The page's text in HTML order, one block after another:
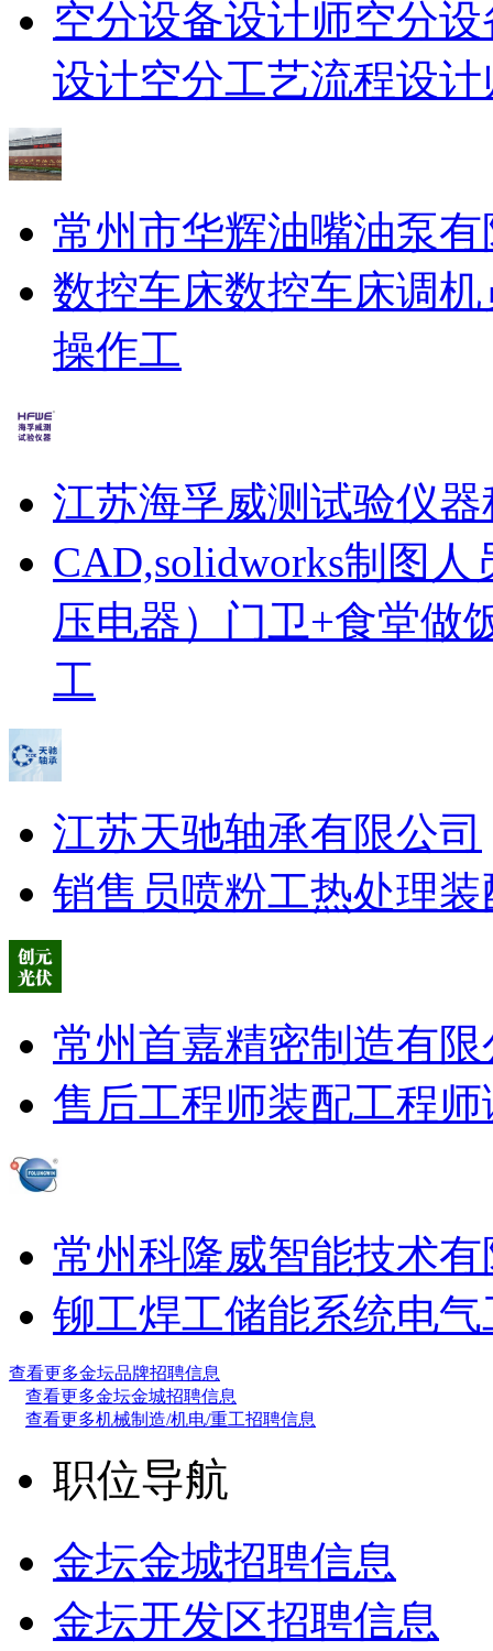
空分设备设计师空分
设计空分工艺流程设计
常州市华辉油嘴油泵
数控车床数控车床调机
操作工
江苏海孚威测试验仪
CAD,solidworks制图人
压电器） 门卫+食堂做
工
江苏天驰轴承有限公司
销售员喷粉工热处理装
常州首嘉精密制造有限
售后工程师装配工程师
常州科隆威智能技术
铆工焊工储能系统电
查看更多金坛品牌招聘信息
查看更多金坛金城招聘信息
查看更多机械制造/机电/重工招聘信息
职位导航
金坛金城招聘信息
金坛开发区招聘信息